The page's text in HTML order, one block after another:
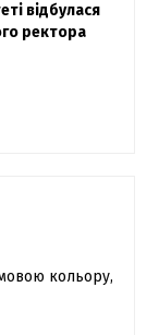
вдруге
з весілля
відбулася
ректора
кольору,